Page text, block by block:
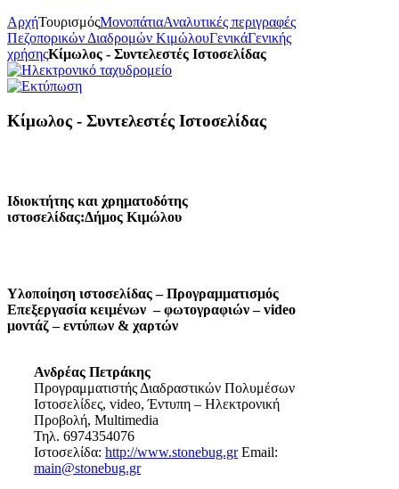
ΑρχήΤουρισμόςΜονοπάτιαΑναλυτικές περιγραφές
Πεζοπορικών Διαδρομών ΚιμώλουΓενικάΓενικής
χρήσηςΚίμωλος - Συντελεστές Ιστοσελίδας
Κίμωλος - Συντελεστές Ιστοσελίδας
Ιδιοκτήτης και χρηματοδότης
ιστοσελίδας:Δήμος Κιμώλου
Υλοποίηση ιστοσελίδας – Προγραμματισμός
Επεξεργασία κειμένων – φωτογραφιών – video
μοντάζ – εντύπων & χαρτών
Ανδρέας Πετράκης
Προγραμματιστής Διαδραστικών Πολυμέσων
Ιστοσελίδες, video, Έντυπη – Ηλεκτρονική
Προβολή, Multimedia
Τηλ. 6974354076
Ιστοσελίδα: http://www.stonebug.grEmail:
main@stonebug.gr